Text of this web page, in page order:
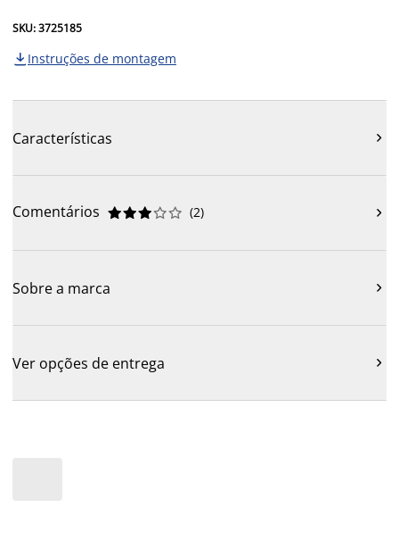
SKU: 3725185
 Instruções de montagem
Características 
Comentários 




 (2) 
Sobre a marca 
Ver opções de entrega 